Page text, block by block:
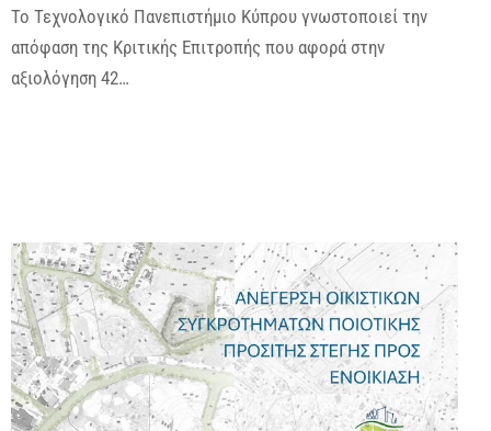
Το Τεχνολογικό Πανεπιστήμιο Κύπρου γνωστοποιεί την
απόφαση της Κριτικής Επιτροπής που αφορά στην
αξιολόγηση 42…